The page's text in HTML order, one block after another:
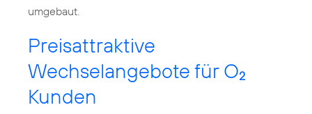
Preisattraktive
Wechselangebote für O2
Kunden